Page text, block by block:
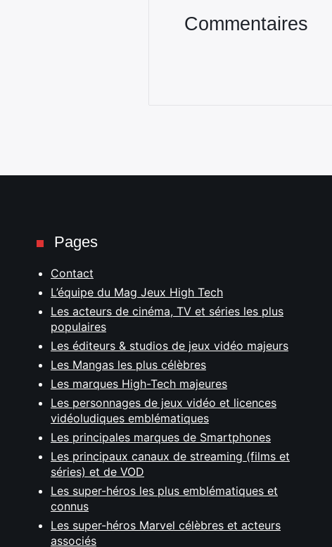
Commentaires
Pages
Contact
L’équipe du Mag Jeux High Tech
Les acteurs de cinéma, TV et séries les plus
populaires
Les éditeurs & studios de jeux vidéo majeurs
Les Mangas les plus célèbres
Les marques High-Tech majeures
Les personnages de jeux vidéo et licences
vidéoludiques emblématiques
Les principales marques de Smartphones
Les principaux canaux de streaming (films et
séries) et de VOD
Les super-héros les plus emblématiques et
connus
Les super-héros Marvel célèbres et acteurs
associés